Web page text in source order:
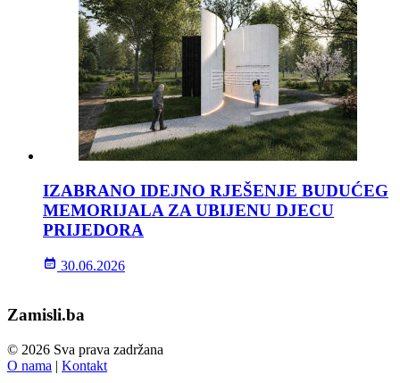
IZABRANO IDEJNO RJEŠENJE BUDUĆEG
MEMORIJALA ZA UBIJENU DJECU
PRIJEDORA
30.06.2026
Zamisli.ba
© 2026 Sva prava zadržana
O nama | Kontakt